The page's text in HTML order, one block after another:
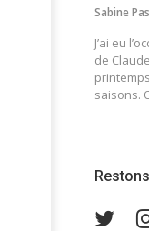
Sabine
J’ai eu
de
saisons.